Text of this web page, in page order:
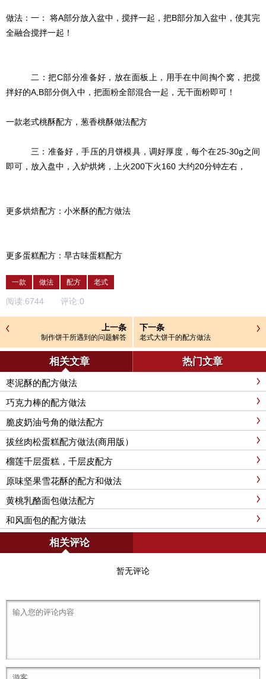
做法：一： 将A部分放入盆中，搅拌一起，把B部分加入盆中，使其完
全融合搅拌一起！
二：把C部分准备好，放在面板上，用手在中间掏个窝，把搅
拌好的A,B部分倒入中，把面粉全部混合一起，无干面粉即可！
一款老式桃酥配方，葱香桃酥做法配方
三：准备好，手压的月饼模具，调好厚度，每个在25-30g之间
即可，放入盘中，入炉烘烤，上火200下火160 大约20分钟左右，
更多烘焙配方：小米酥的配方做法
更多蛋糕配方：早古味蛋糕配方
一款 做法 配方 老式
阅读:6744 评论:0
上一条
制作饼干所遇到的问题解答
下一条
老式大饼干的配方做法
相关文章 热门文章
枣泥酥的配方做法
巧克力棒的配方做法
脆皮奶油号角的做法配方
拔丝肉松蛋糕配方做法(商用版）
榴莲千层蛋糕，千层皮配方
原味坚果雪花酥的配方和做法
黄桃乳酪面包做法配方
和风面包的配方做法
相关评论
暂无评论